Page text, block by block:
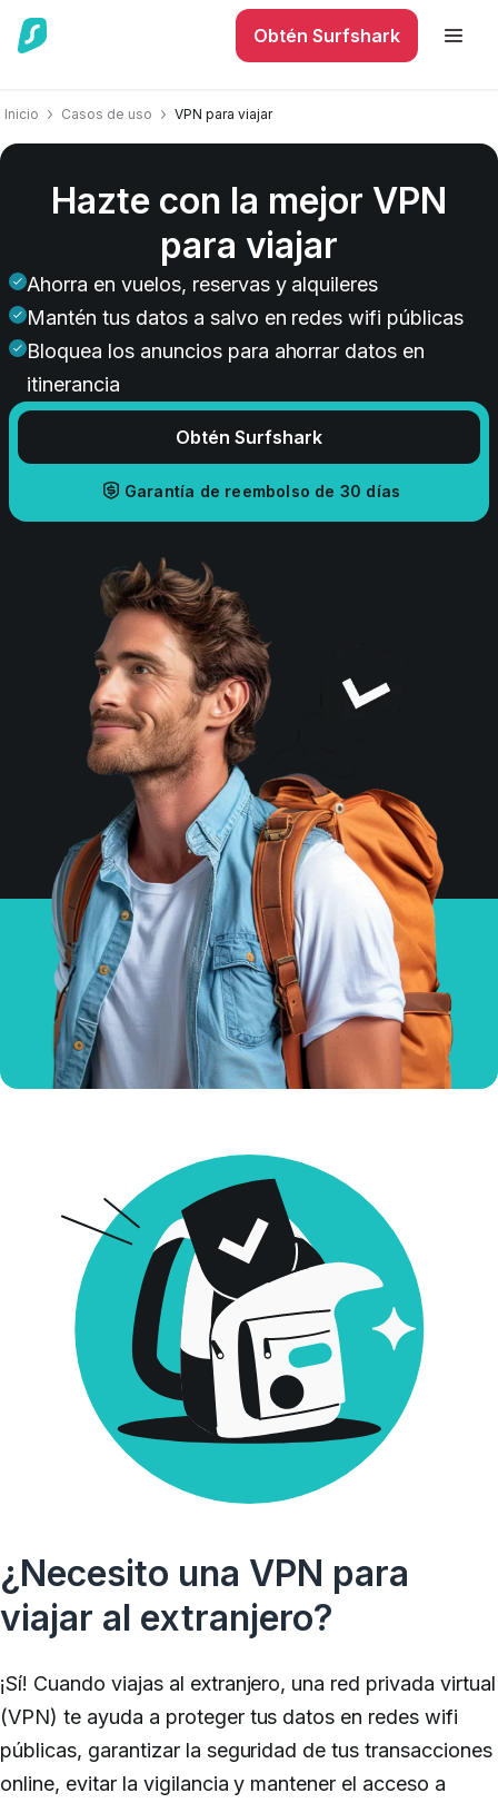
Obtén Surfshark
Inicio Casos de uso VPN para viajar
Hazte con la mejor VPN
para viajar
Ahorra en vuelos, reservas y alquileres
Mantén tus datos a salvo en redes wifi públicas
Bloquea los anuncios para ahorrar datos en
itinerancia
Obtén Surfshark
Garantía de reembolso de 30 días
¿Necesito una VPN para
viajar al extranjero?
¡Sí! Cuando viajas al extranjero, una red privada virtual
(VPN) te ayuda a proteger tus datos en redes wifi
públicas, garantizar la seguridad de tus transacciones
online, evitar la vigilancia y mantener el acceso a